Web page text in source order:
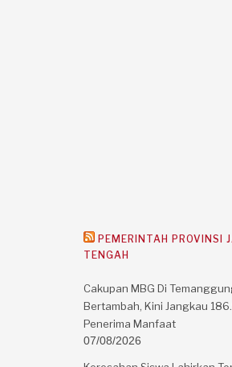
PEMERINTAH PROVINSI
TENGAH
Cakupan MBG Di
Bertambah, Kini Jangkau
Penerima Manfaat
07/08/2026